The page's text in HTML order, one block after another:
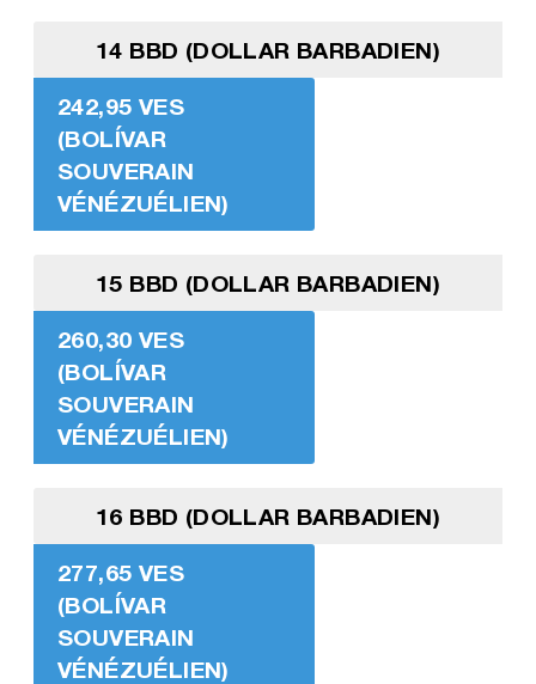
14 BBD (DOLLAR BARBADIEN)
242,95 VES
(BOLÍVAR
SOUVERAIN
VÉNÉZUÉLIEN)
15 BBD (DOLLAR BARBADIEN)
260,30 VES
(BOLÍVAR
SOUVERAIN
VÉNÉZUÉLIEN)
16 BBD (DOLLAR BARBADIEN)
277,65 VES
(BOLÍVAR
SOUVERAIN
VÉNÉZUÉLIEN)